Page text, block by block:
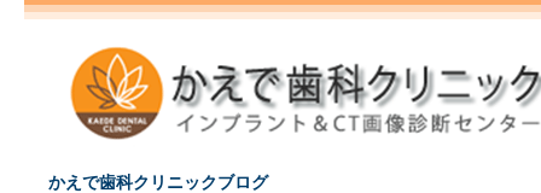
かえで歯科クリニックブログ